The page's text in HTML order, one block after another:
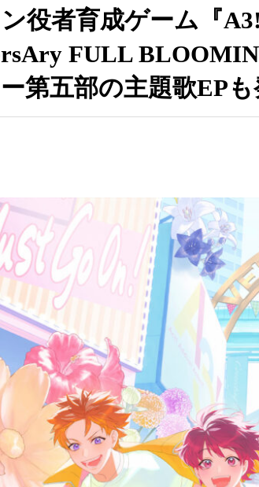
役者育成ゲーム『
FULL
ー第五部の主題歌EPも